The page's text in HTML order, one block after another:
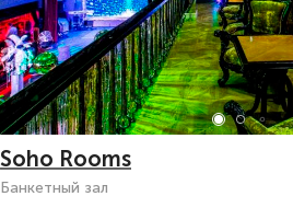
Soho Rooms
Банкетный зал